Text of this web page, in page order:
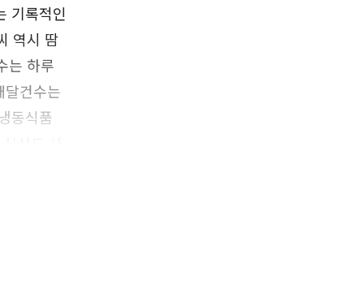
기록적인
역시 땀
는 하루
건수는
동식품
부터 새